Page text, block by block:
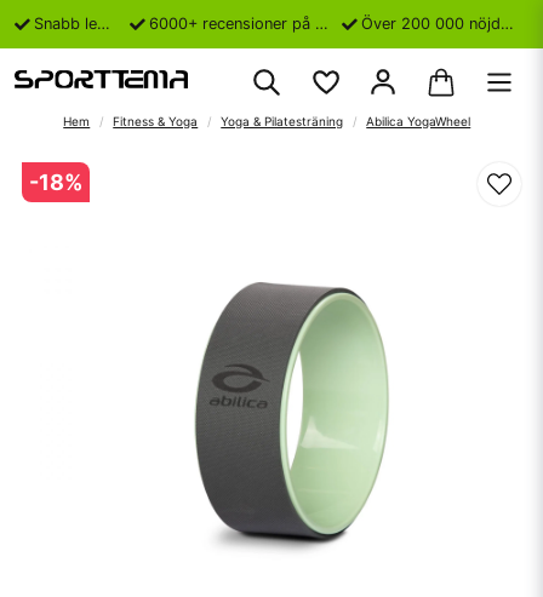
Snabb leverans 6000+ recensioner på Trustpilot Över 200 000 nöjda kunder
Hem Fitness & Yoga Yoga & Pilatesträning Abilica YogaWheel
-18%